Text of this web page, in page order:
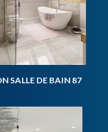
SALLE DE BAIN 87